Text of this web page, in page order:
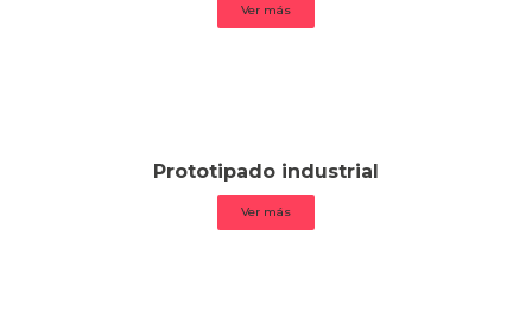
Ver más
Prototipado industrial
Ver más